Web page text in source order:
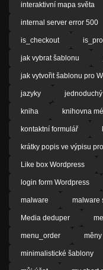
interaktivní mapa světa
internal server error 500
is_checkout
jak vybrat šablonu
jak vytvořit šablonu pro
jazyky
kniha knihovna
kontaktní formulář
krátky popis ve výpisu
Like box Wordpress
login form Wordpress
malware malware
Media deduper
menu_order měny
minimalistické šablony